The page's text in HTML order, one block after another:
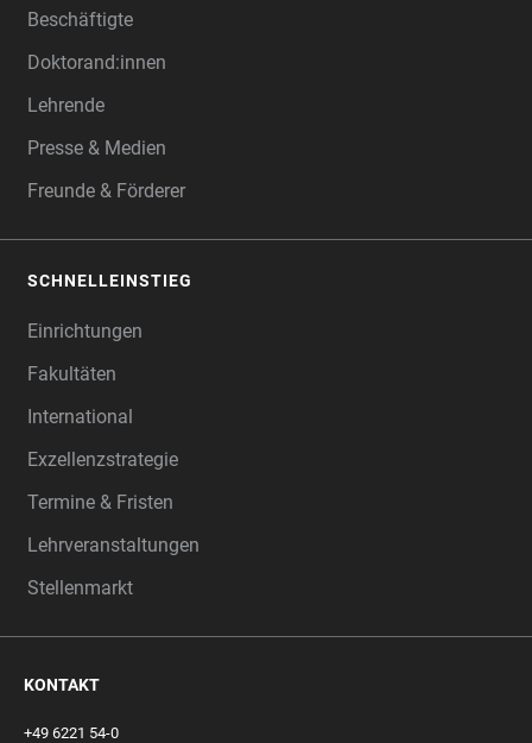
Beschäftigte
Doktorand:innen
Lehrende
Presse & Medien
Freunde & Förderer
SCHNELLEINSTIEG
Einrichtungen
Fakultäten
International
Exzellenzstrategie
Termine & Fristen
Lehrveranstaltungen
Stellenmarkt
KONTAKT
+49 6221 54-0